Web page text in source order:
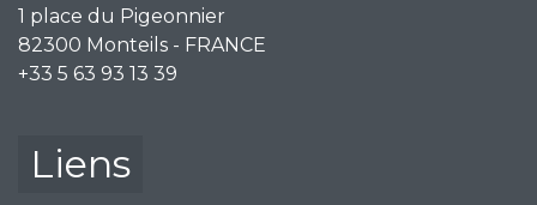
1 place du Pigeonnier
82300 Monteils - FRANCE
+33 5 63 93 13 39
Liens